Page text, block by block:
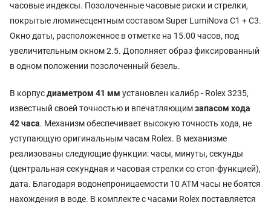
часовые индексы. Позолоченные часовые риски и стрелки,
покрытые люминесцентным составом Super LumiNova С1 + С3.
Окно даты, расположенное в отметке на 15.00 часов, под
увеличительным окном 2.5. Дополняет образ фиксированный
в одном положении позолоченный безель.
В корпусдиаметром 41 мм установлен калибр - Rolex 3235,
известный своей точностью и впечатляющимзапасом хода
42 часа. Механизм обеспечивает высокую точность хода, не
уступающую оригинальным часам Rolex. В механизме
реализованы следующие функции: часы, минуты, секунды
(центральная секундная и часовая стрелки со стоп-функцией),
дата. Благодаря водонепроницаемости 10 АТМ часы не боятся
нахождения в воде. В комплекте с часами Rolex поставляется